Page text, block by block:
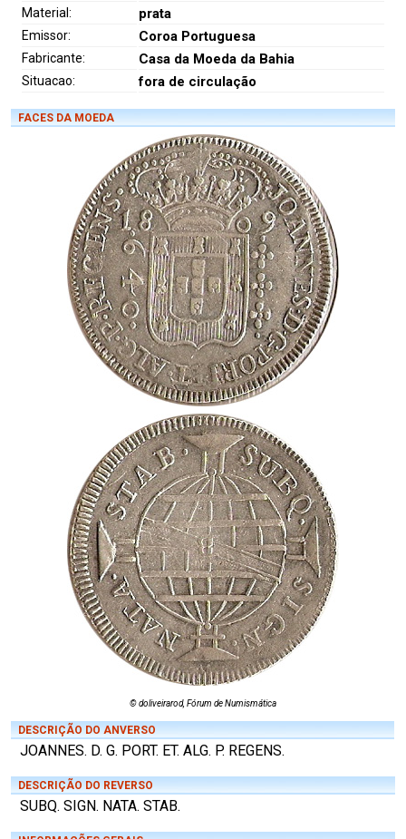
Material: prata
Emissor: Coroa Portuguesa
Fabricante: Casa da Moeda da Bahia
Situacao: fora de circulação
FACES DA MOEDA
© doliveirarod, Fórum de Numismática
DESCRIÇÃO DO ANVERSO
JOANNES. D. G. PORT. ET. ALG. P. REGENS.
DESCRIÇÃO DO REVERSO
SUBQ. SIGN. NATA. STAB.